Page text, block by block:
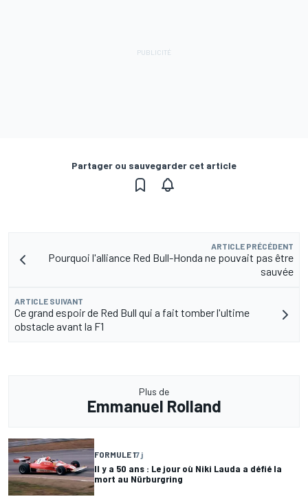
Partager ou sauvegarder cet article
ARTICLE PRÉCÉDENT
Pourquoi l'alliance Red Bull-Honda ne pouvait pas être
sauvée
ARTICLE SUIVANT
Ce grand espoir de Red Bull qui a fait tomber l'ultime
obstacle avant la F1
Plus de
Emmanuel Rolland
FORMULE 17 j
Il y a 50 ans : Le jour où Niki Lauda a défié la
mort au Nürburgring